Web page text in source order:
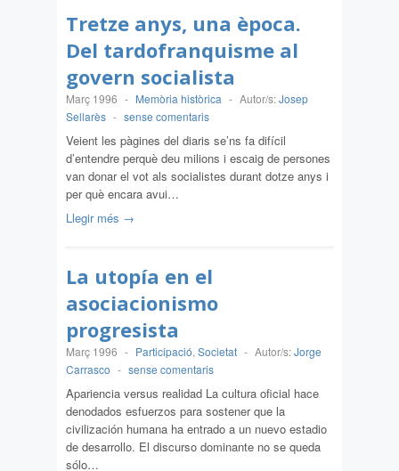
Tretze anys, una època.
Del tardofranquisme al
govern socialista
Març 1996 - Memòria històrica - Autor/s:Josep
Sellarès - sense comentaris
Veient les pàgines del diaris se’ns fa difícil
d’entendre perquè deu milions i escaig de persones
van donar el vot als socialistes durant dotze anys i
per què encara avui…
Llegir més →
La utopía en el
asociacionismo
progresista
Març 1996 - Participació, Societat - Autor/s:Jorge
Carrasco - sense comentaris
Apariencia versus realidad La cultura oficial hace
denodados esfuerzos para sostener que la
civilización humana ha entrado a un nuevo estadio
de desarrollo. El discurso dominante no se queda
sólo…